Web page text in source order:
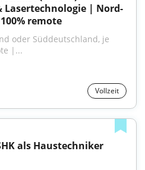
Lasertechnologie | Nord-
remote
oder Süddeutschland, je
|...
Vollzeit
als Haustechniker